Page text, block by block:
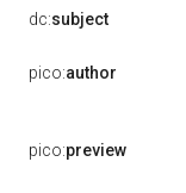
dc:subject
pico:author
pico:preview